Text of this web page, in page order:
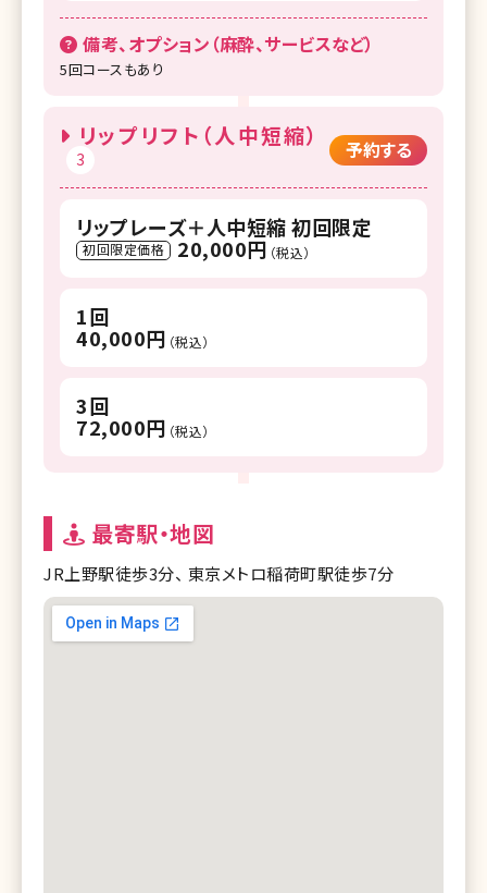
備考、オプション（麻酔、サービスなど）
5回コースもあり
リップリフト（人中短縮）
3 予約する
リップレーズ＋人中短縮 初回限定
初回限定価格 20,000円 （税込）
1回
40,000円 （税込）
3回
72,000円 （税込）
最寄駅・地図
JR上野駅徒歩3分、 東京メトロ稲荷町駅徒歩7分